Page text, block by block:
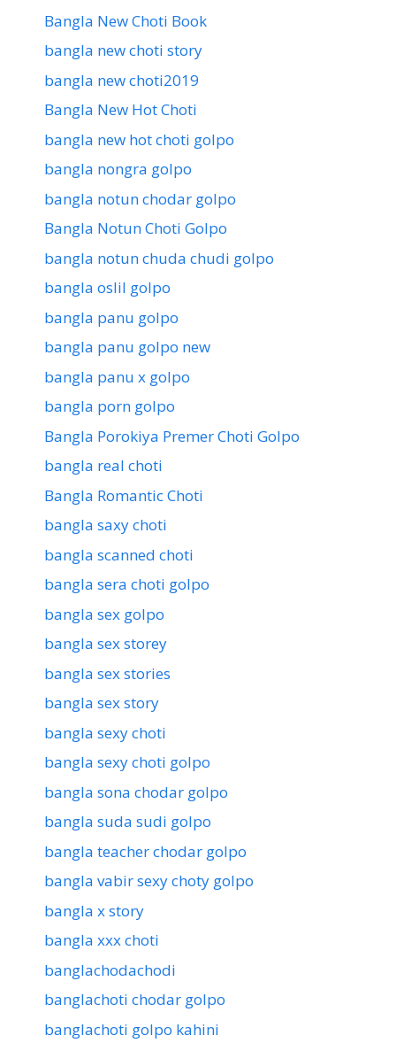
Bangla New Choti Book
bangla new choti story
bangla new choti2019
Bangla New Hot Choti
bangla new hot choti golpo
bangla nongra golpo
bangla notun chodar golpo
Bangla Notun Choti Golpo
bangla notun chuda chudi golpo
bangla oslil golpo
bangla panu golpo
bangla panu golpo new
bangla panu x golpo
bangla porn golpo
Bangla Porokiya Premer Choti Golpo
bangla real choti
Bangla Romantic Choti
bangla saxy choti
bangla scanned choti
bangla sera choti golpo
bangla sex golpo
bangla sex storey
bangla sex stories
bangla sex story
bangla sexy choti
bangla sexy choti golpo
bangla sona chodar golpo
bangla suda sudi golpo
bangla teacher chodar golpo
bangla vabir sexy choty golpo
bangla x story
bangla xxx choti
banglachodachodi
banglachoti chodar golpo
banglachoti golpo kahini